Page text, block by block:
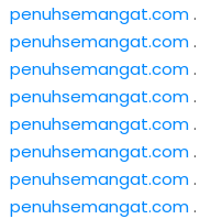
penuhsemangat.com.
penuhsemangat.com.
penuhsemangat.com.
penuhsemangat.com.
penuhsemangat.com.
penuhsemangat.com.
penuhsemangat.com.
penuhsemangat.com.